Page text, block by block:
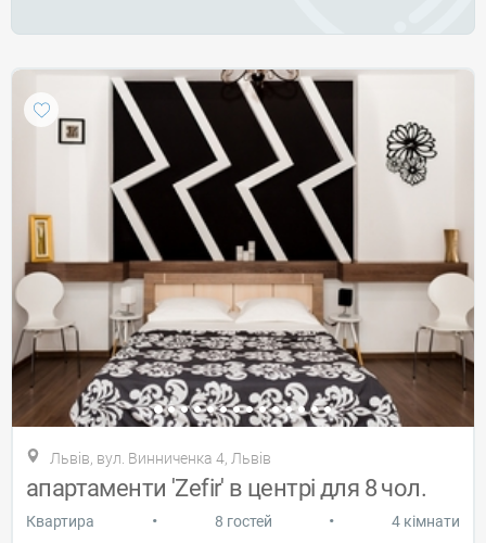
Львів, вул. Винниченка 4, Львів
апартаменти 'Zefir' в центрі для 8 чол.
Квартира • 8 гостей • 4 кімнати